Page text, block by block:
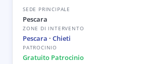
SEDE PRINCIPALE
Pescara
ZONE DI INTERVENTO
Pescara · Chieti
PATROCINIO
Gratuito Patrocinio